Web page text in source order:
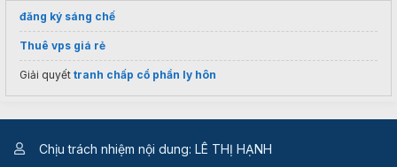
đăng ký sáng chế
Thuê vps giá rẻ
Giải quyết tranh chấp cổ phần ly hôn
Chịu trách nhiệm nội dung: LÊ THỊ HẠNH